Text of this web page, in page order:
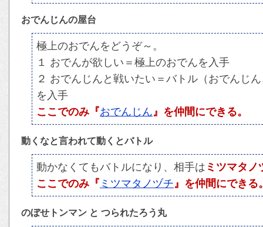
おでんじんの屋台
極上のおでんをどうぞ～。
１ おでんが欲しい＝極上のおでんを入手
２ おでんじんと戦いたい＝バトル（おでんじ
を入手
ここでのみ『おでんじん 』を仲間にできる。
動くなと言われて動くとバトル
動かなくてもバトルになり、相手は ミツマタノ
ここでのみ『 ミツマタノヅチ 』を仲間にできる
のぼせトンマン と つられたろう丸